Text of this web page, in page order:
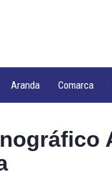
Aranda Comarca